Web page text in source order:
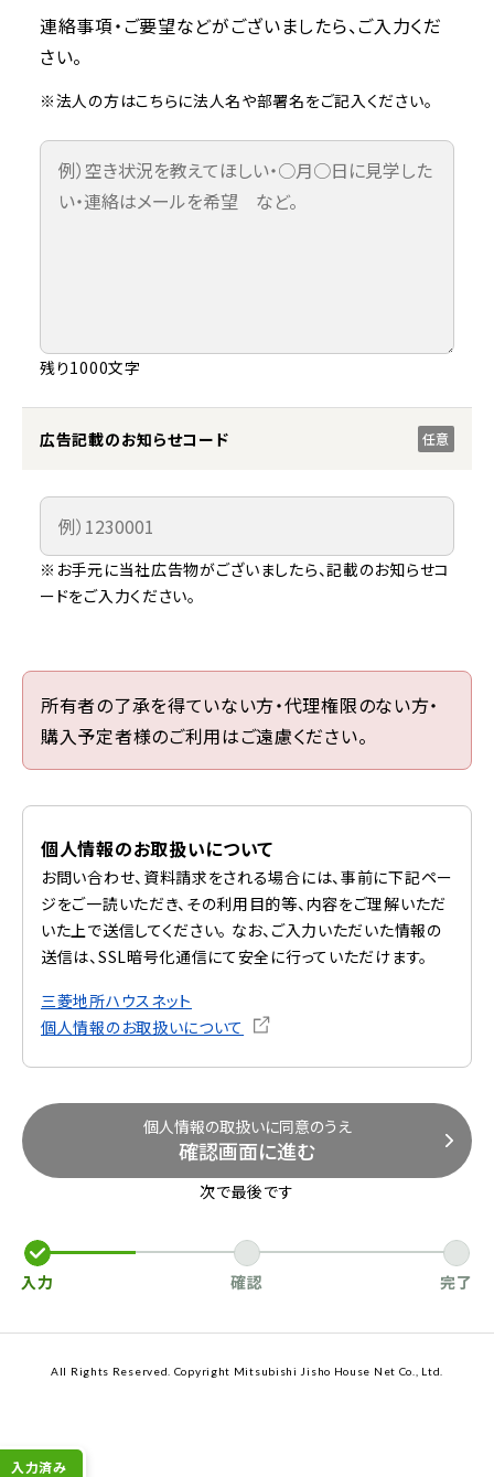
連絡事項・ご要望などがございましたら、ご入力くだ
さい。
※法人の方はこちらに法人名や部署名をご記入ください。
残り1000文字
広告記載のお知らせコード 任意
※お手元に当社広告物がございましたら、記載のお知らせコ
ードをご入力ください。
所有者の了承を得ていない方・代理権限のない方・
購入予定者様のご利用はご遠慮ください。
個人情報のお取扱いについて
お問い合わせ、資料請求をされる場合には、事前に下記ペー
ジをご一読いただき、その利用目的等、内容をご理解いただ
いた上で送信してください。 なお、ご入力いただいた情報の
送信は、SSL暗号化通信にて安全に行っていただけます。
三菱地所ハウスネット
個人情報のお取扱いについて
個人情報の取扱いに同意のうえ
確認画面に進む
次で最後です
入力 確認 完了
入力済み
All Rights Reserved. Copyright Mitsubishi Jisho House Net Co., Ltd.